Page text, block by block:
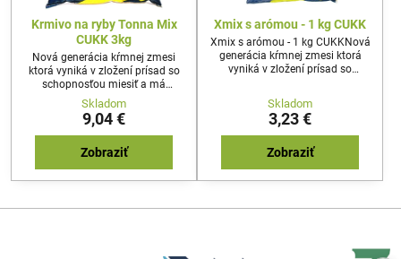
Krmivo na ryby Tonna Mix
CUKK 3kg
Nová generácia kŕmnej zmesi
ktorá vyniká v zložení prísad so
schopnosťou miesiť a má
výbornú priľnavosť. Primiešaná
aróma zaručuje dobré výsledky
pri rybolove a rybu udržuje stále
na lovnom mieste. Použitie aj do
krmítka aj ako háčiková
Skladom
9,04 €
Zobraziť
Xmix s arómou - 1 kg CUKK
Xmix s arómou - 1 kg CUKKNová
generácia kŕmnej zmesi ktorá
vyniká v zložení prísad so
výbornú priľnavosť. Veľmi jemná
štruktúra sa dobre mieša a
uvoľňuje
Skladom
3,23 €
Zobraziť